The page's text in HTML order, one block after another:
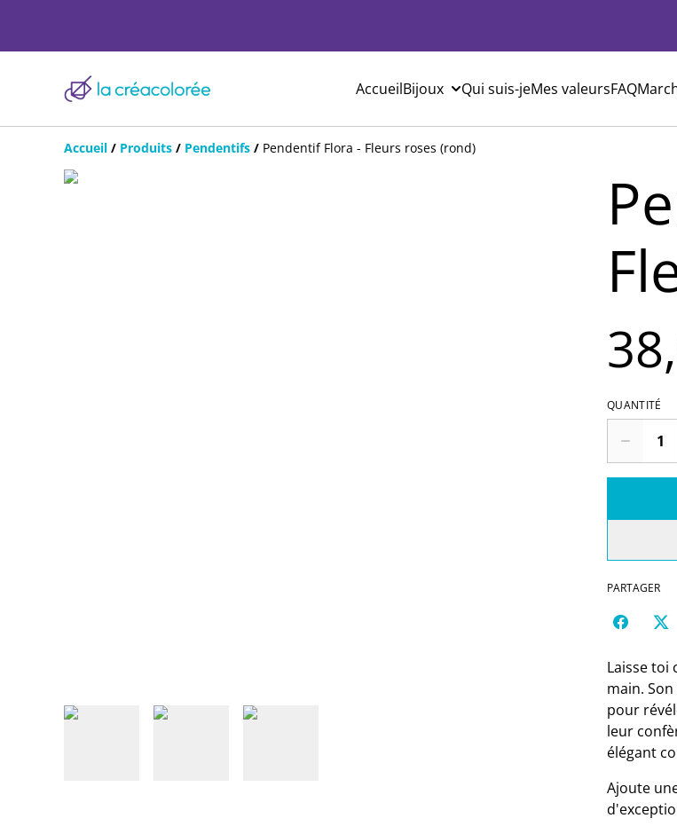
AccueilBijoux Qui suis-jeMes valeursFAQ
Accueil / Produits / Pendentifs / Pendentif Flora - Fleurs roses (rond)
QUANTITÉ
PARTAGER
Laisse toi
main.
pour
leur
élégant
Ajoute